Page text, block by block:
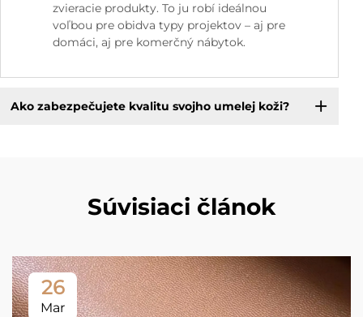
zvieracie produkty. To ju robí ideálnou
voľbou pre obidva typy projektov – aj pre
domáci, aj pre komerčný nábytok.
Ako zabezpečujete kvalitu svojho umelej koži?
Súvisiaci článok
26
Mar